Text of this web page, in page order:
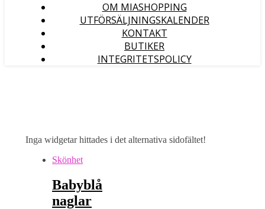
OM MIASHOPPING
UTFÖRSÄLJNINGSKALENDER
KONTAKT
BUTIKER
INTEGRITETSPOLICY
Inga widgetar hittades i det alternativa sidofältet!
Skönhet
Babyblå
naglar